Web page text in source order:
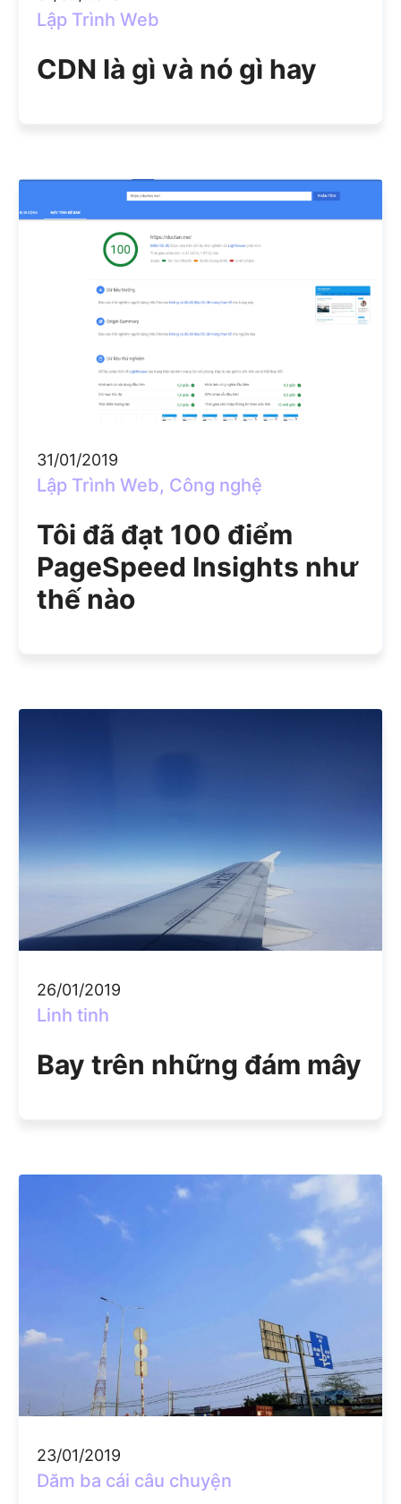
Lập Trình Web
CDN là gì và nó gì hay
31/01/2019
Lập Trình Web, Công nghệ
Tôi đã đạt 100 điểm
PageSpeed Insights như
thế nào
26/01/2019
Linh tinh
Bay trên những đám mây
23/01/2019
Dăm ba cái câu chuyện